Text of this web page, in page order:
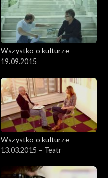
Wszystko o kulturze
19.09.2015
Wszystko o kulturze
13.03.2015 – Teatr